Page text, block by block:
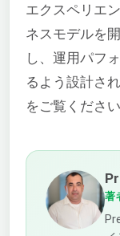
エクスペリエ
ネスモデルを
し、運用パフ
るよう設計さ
をご覧ください
著